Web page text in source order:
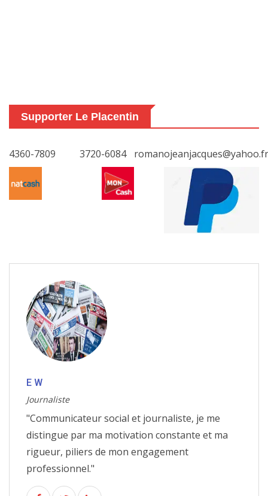
Supporter Le Placentin
4360-7809 3720-6084 romanojeanjacques@yahoo.fr
E W
Journaliste
"Communicateur social et journaliste, je me
distingue par ma motivation constante et ma
rigueur, piliers de mon engagement
professionnel."